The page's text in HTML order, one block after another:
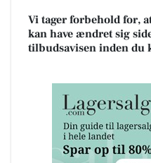
Vi tager forbehold for,
kan have ændret sig
tilbudsavisen inden